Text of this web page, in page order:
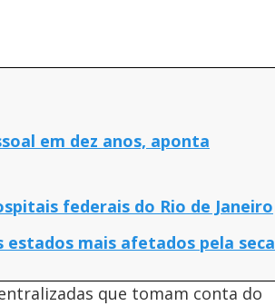
em dez anos, aponta
federais do Rio de Janeiro
mais afetados pela seca
que tomam conta do